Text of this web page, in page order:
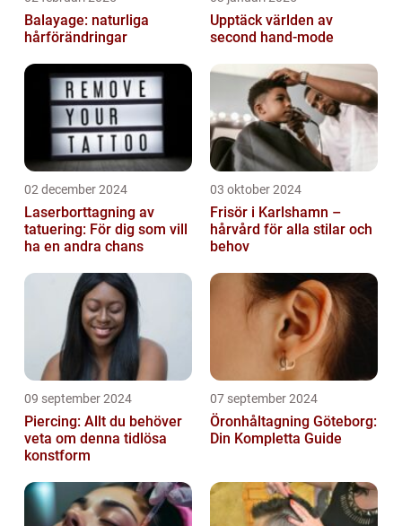
Balayage: naturliga
hårförändringar
Upptäck världen av
second hand-mode
02 december 2024
Laserborttagning av
tatuering: För dig som vill
ha en andra chans
03 oktober 2024
Frisör i Karlshamn –
hårvård för alla stilar och
behov
09 september 2024
Piercing: Allt du behöver
veta om denna tidlösa
konstform
07 september 2024
Öronhåltagning Göteborg:
Din Kompletta Guide